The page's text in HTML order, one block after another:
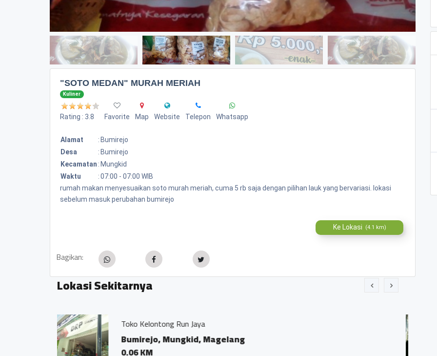
"SOTO MEDAN" MURAH MERIAH
Kuliner
Rating : 3.8 Favorite Map Website Telepon Whatsapp
Alamat : Bumirejo
Desa
: Bumirejo
Kecamatan : Mungkid
Waktu
:07:00 - 07:00 WIB
rumah makan menyesuaikan soto murah meriah, cuma 5 rb saja dengan pilihan lauk yang bervariasi. lokasi
sebelum masuk perubahan bumirejo
Ke Lokasi (4.1 km)
Bagikan:
Lokasi Sekitarnya
Kantor Notaris dan PPAT "Georgius Ivo Marius, SH"
Bumirejo, Mungkid, Magelang